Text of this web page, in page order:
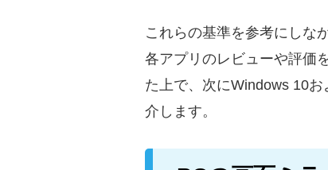
これらの基準を参考にしな
各アプリのレビューや評価
た上で、次にWindows 10
介します。